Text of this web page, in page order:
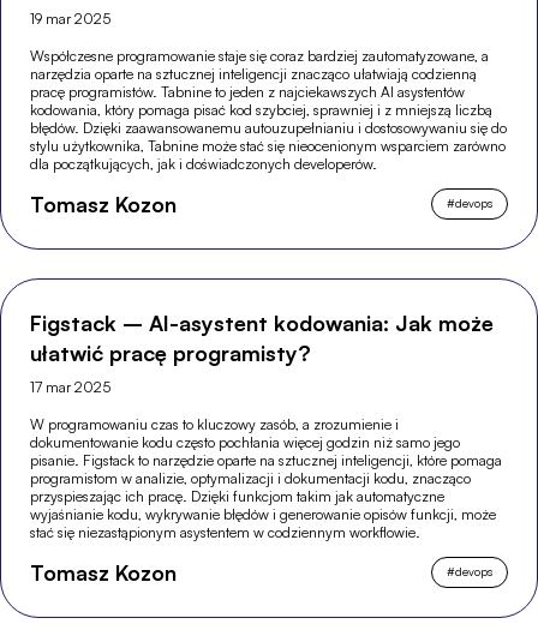
19 mar 2025
Współczesne programowanie staje się coraz bardziej zautomatyzowane, a
narzędzia oparte na sztucznej inteligencji znacząco ułatwiają codzienną
pracę programistów. Tabnine to jeden z najciekawszych AI asystentów
kodowania, który pomaga pisać kod szybciej, sprawniej i z mniejszą liczbą
błędów. Dzięki zaawansowanemu autouzupełnianiu i dostosowywaniu się do
stylu użytkownika, Tabnine może stać się nieocenionym wsparciem zarówno
dla początkujących, jak i doświadczonych developerów.
Tomasz Kozon #devops
Figstack – AI-asystent kodowania: Jak może
ułatwić pracę programisty?
17 mar 2025
W programowaniu czas to kluczowy zasób, a zrozumienie i
dokumentowanie kodu często pochłania więcej godzin niż samo jego
pisanie. Figstack to narzędzie oparte na sztucznej inteligencji, które pomaga
programistom w analizie, optymalizacji i dokumentacji kodu, znacząco
przyspieszając ich pracę. Dzięki funkcjom takim jak automatyczne
wyjaśnianie kodu, wykrywanie błędów i generowanie opisów funkcji, może
stać się niezastąpionym asystentem w codziennym workflowie.
Tomasz Kozon #devops